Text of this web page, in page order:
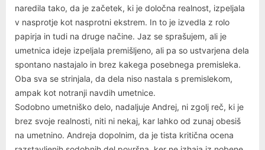
naredila tako, da je začetek, ki je določna realnost, izpeljala
v nasprotje kot nasprotni ekstrem. In to je izvedla z rolo
papirja in tudi na druge načine. Jaz se sprašujem, ali je
umetnica ideje izpeljala premišljeno, ali pa so ustvarjena dela
spontano nastajalo in brez kakega posebnega premisleka.
Oba sva se strinjala, da dela niso nastala s premislekom,
ampak kot notranji navdih umetnice.
Sodobno umetniško delo, nadaljuje Andrej, ni zgolj reč, ki je
brez svoje realnosti, niti ni nekaj, kar lahko od zunaj obesiš
na umetnino. Andreja dopolnim, da je tista kritična ocena